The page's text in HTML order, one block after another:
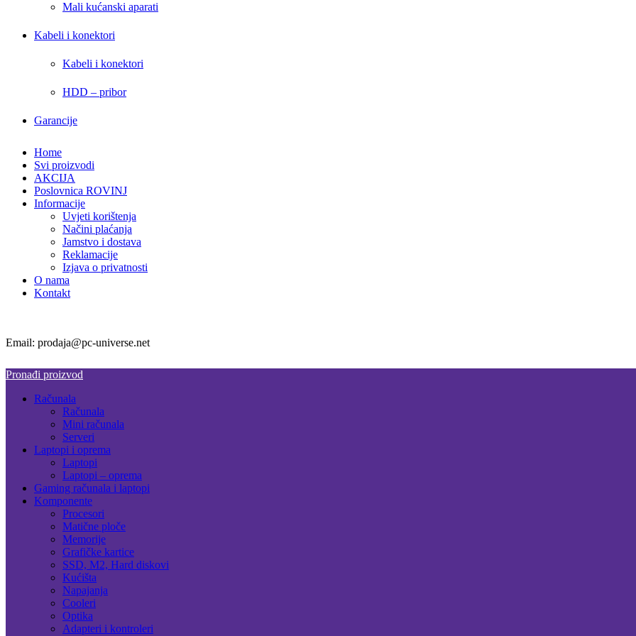
Mali kućanski aparati
Kabeli i konektori
Kabeli i konektori
HDD – pribor
Garancije
Home
Svi proizvodi
AKCIJA
Poslovnica ROVINJ
Informacije
Uvjeti korištenja
Načini plaćanja
Jamstvo i dostava
Reklamacije
Izjava o privatnosti
O nama
Kontakt
Email: prodaja@pc-universe.net
Pronađi proizvod
Računala
Računala
Mini računala
Serveri
Laptopi i oprema
Laptopi
Laptopi – oprema
Gaming računala i laptopi
Komponente
Procesori
Matične ploče
Memorije
Grafičke kartice
SSD, M2, Hard diskovi
Kućišta
Napajanja
Cooleri
Optika
Adapteri i kontroleri